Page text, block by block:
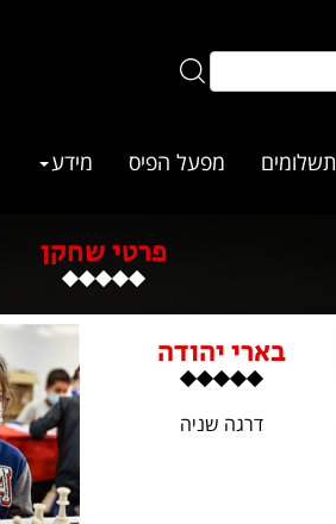
תשלומים מפעל הפיס מידע
פרטי שחקן
בארי יהודה
דרגה שניה